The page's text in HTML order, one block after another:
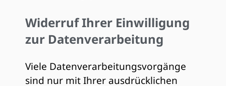
Widerruf Ihrer Einwilligung
zur Datenverarbeitung
Viele Datenverarbeitungsvorgänge
sind nur mit Ihrer ausdrücklichen